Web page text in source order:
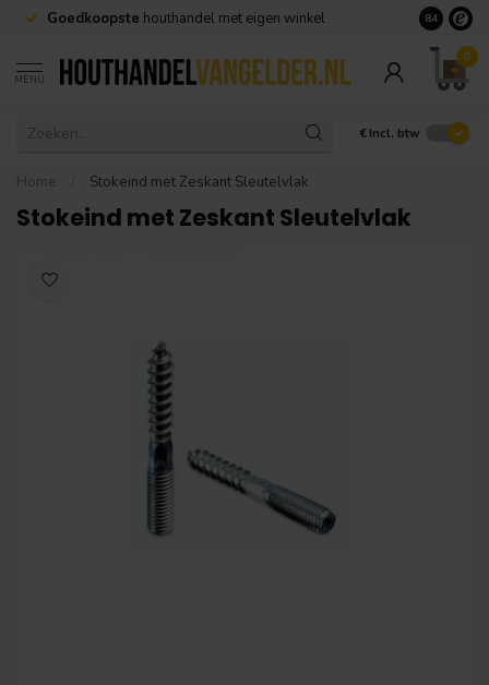
Goedkoopste houthandel met eigen winkel Geen
8.4
MENU
0
€ Incl. btw
Home Stokeind met Zeskant Sleutelvlak
Stokeind met Zeskant Sleutelvlak